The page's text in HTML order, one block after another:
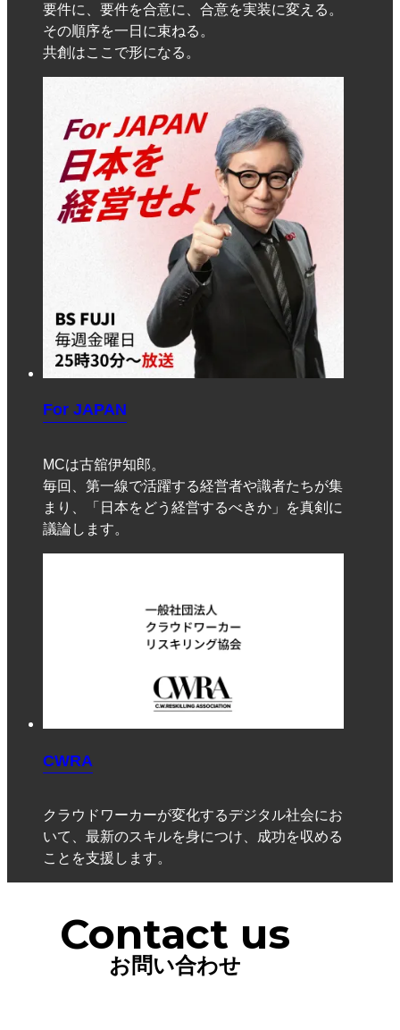
要件に、要件を合意に、合意を実装に変える。
その順序を一日に束ねる。
共創はここで形になる。
For JAPAN
MCは古舘伊知郎。
毎回、第一線で活躍する経営者や識者たちが集
まり、「日本をどう経営するべきか」を真剣に
議論します。
CWRA
クラウドワーカーが変化するデジタル社会にお
いて、最新のスキルを身につけ、成功を収める
ことを支援します。
Contact us
お問い合わせ